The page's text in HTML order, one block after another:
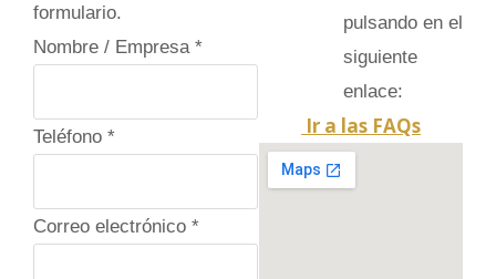
formulario.
Nombre / Empresa *
Teléfono *
Correo electrónico *
pulsando en el
siguiente
enlace:
Ir a las FAQs